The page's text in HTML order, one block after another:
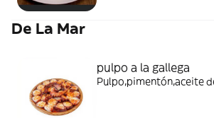
De La Mar
pulpo a la gallega
Pulpo,pimentón,aceite